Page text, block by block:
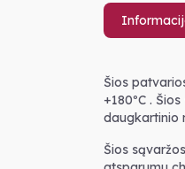
Šios
+180ºC .
daugkartinio
Šios